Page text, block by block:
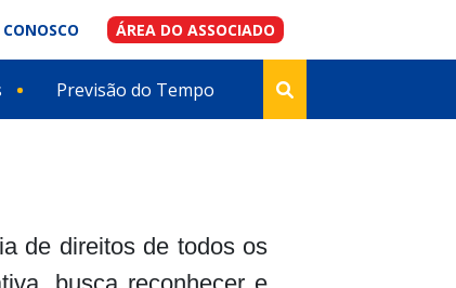
CONOSCO ÁREA DO ASSOCIADO
Previsão do Tempo
de direitos de todos os